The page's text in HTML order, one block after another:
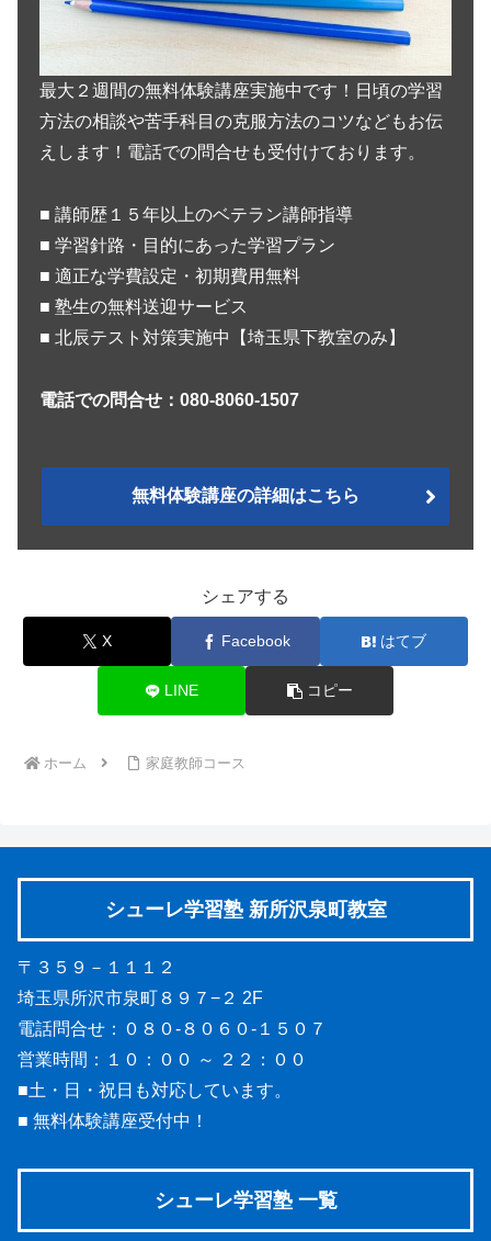
最大２週間の無料体験講座実施中です！日頃の学習
方法の相談や苦手科目の克服方法のコツなどもお伝
えします！電話での問合せも受付けております。
■ 講師歴１５年以上のベテラン講師指導
■ 学習針路・目的にあった学習プラン
■ 適正な学費設定・初期費用無料
■ 塾生の無料送迎サービス
■ 北辰テスト対策実施中【埼玉県下教室のみ】
電話での問合せ：080-8060-1507
無料体験講座の詳細はこちら
シェアする
X Facebook はてブ
LINE コピー
ホーム 家庭教師コース
シューレ学習塾 新所沢泉町教室
〒３５９－１１１２
埼玉県所沢市泉町８９７−２ 2F
電話問合せ：０８０-８０６０-１５０７
営業時間：１０：００ ～ ２２：００
■土・日・祝日も対応しています。
■ 無料体験講座受付中！
シューレ学習塾 一覧